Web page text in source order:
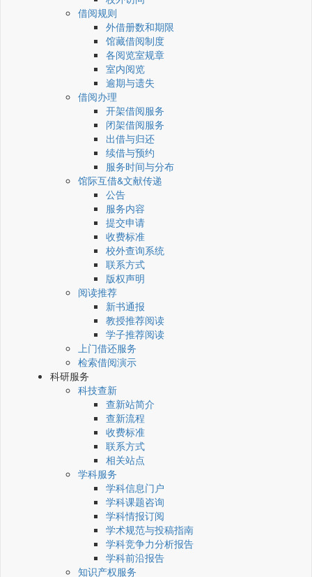
借阅规则
外借册数和期限
馆藏借阅制度
各阅览室规章
室内阅览
逾期与遗失
借阅办理
开架借阅服务
闭架借阅服务
出借与归还
续借与预约
服务时间与分布
馆际互借&文献传递
公告
服务内容
提交申请
收费标准
校外查询系统
联系方式
版权声明
阅读推荐
新书通报
教授推荐阅读
学子推荐阅读
上门借还服务
检索借阅演示
科研服务
科技查新
查新站简介
查新流程
收费标准
联系方式
相关站点
学科服务
学科信息门户
学科课题咨询
学科情报订阅
学术规范与投稿指南
学科竞争力分析报告
学科前沿报告
知识产权服务